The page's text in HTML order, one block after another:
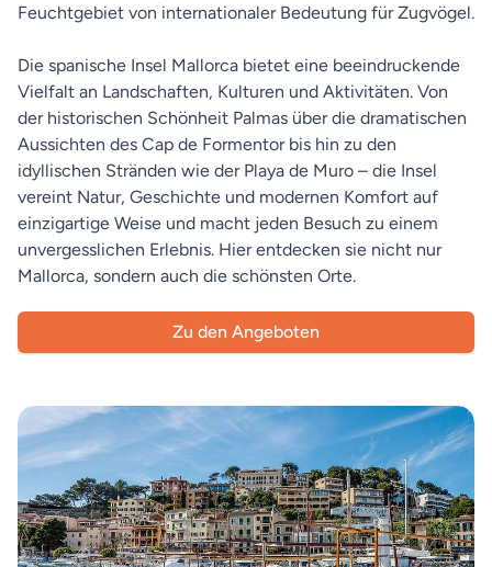
Feuchtgebiet von internationaler Bedeutung für Zugvögel.
Die spanische Insel Mallorca bietet eine beeindruckende
Vielfalt an Landschaften, Kulturen und Aktivitäten. Von
der historischen Schönheit Palmas über die dramatischen
Aussichten des Cap de Formentor bis hin zu den
idyllischen Stränden wie der Playa de Muro – die Insel
vereint Natur, Geschichte und modernen Komfort auf
einzigartige Weise und macht jeden Besuch zu einem
unvergesslichen Erlebnis. Hier entdecken sie nicht nur
Mallorca, sondern auch die schönsten Orte.
Zu den Angeboten